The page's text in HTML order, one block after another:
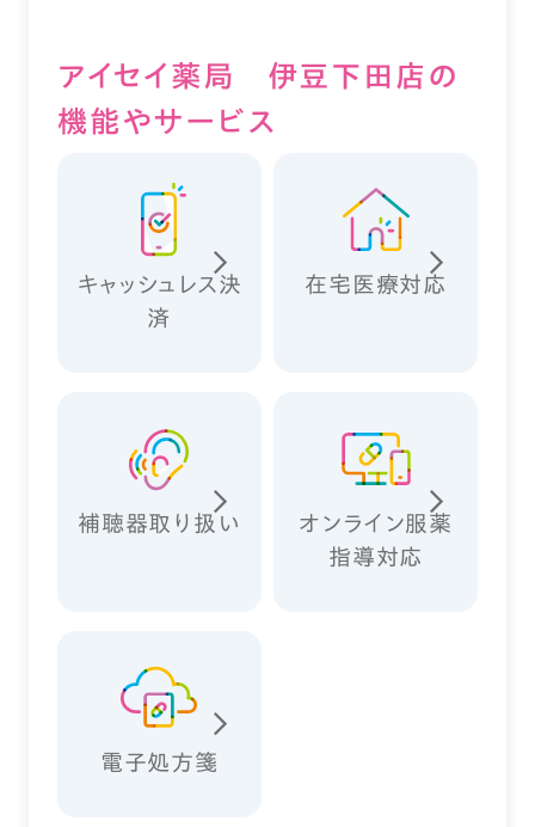
アイセイ薬局 伊豆下田店の
機能やサービス
キャッシュレス決
済
在宅医療対応
補聴器取り扱い
オンライン服薬
指導対応
電子処方箋